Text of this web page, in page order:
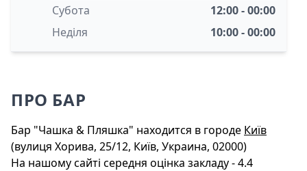
Субота
12:00 - 00:00
Неділя
10:00 - 00:00
ПРО БАР
Бар "Чашка & Пляшка" находится в городе Київ
(вулиця Хорива, 25/12, Київ, Украина, 02000)
На нашому сайті середня оцінка закладу - 4.4